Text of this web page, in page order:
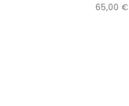
65,00 €